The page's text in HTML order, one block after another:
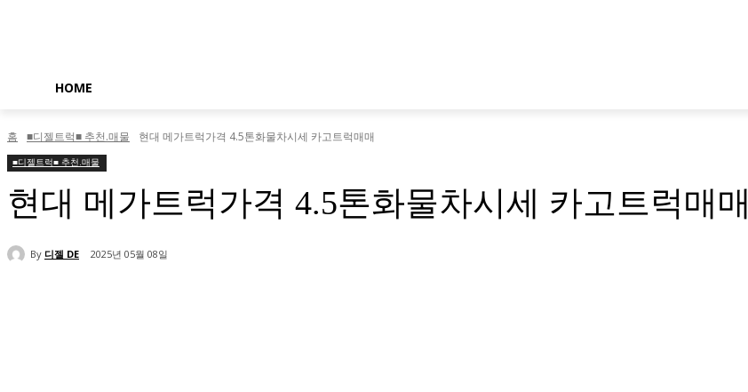
HOME
홈 ■디젤트럭■ 추천.매물 현대 메가트럭가격 4.5톤화물차시세 카고트럭매매
■디젤트럭■ 추천.매물
현대 메가트럭가격 4.5톤화물차시세 카고트럭매매
By 디젤 DE 2025년 05월 08일